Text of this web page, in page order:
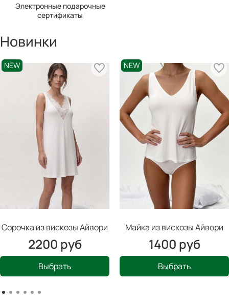
Электронные подарочные
сертификаты
Новинки
NEW
Сорочка из вискозы Айвори
2200 руб
Выбрать
NEW
Майка из вискозы Айвори
1400 руб
Выбрать